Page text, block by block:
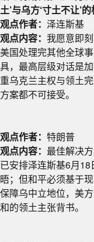
土’与乌方‘寸土不让’的
观点作者： 泽连斯基
观点内容： 我愿意即
美国处理完其他全球
具，最高层级对话是
重乌克兰主权与领土
方案都不可接受。
观点作者： 特朗普
观点内容： 最佳解决
已安排泽连斯基6月
晤；但和平必须基于
保障乌中立地位，美
和的领土主张背书。